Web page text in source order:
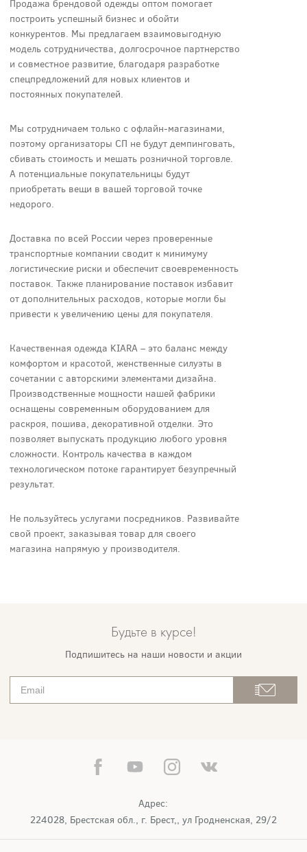
Продажа брендовой одежды оптом помогает
построить успешный бизнес и обойти
конкурентов. Мы предлагаем взаимовыгодную
модель сотрудничества, долгосрочное партнерство
и совместное развитие, благодаря разработке
спецпредложений для новых клиентов и
постоянных покупателей.
Мы сотрудничаем только с офлайн-магазинами,
поэтому организаторы СП не будут демпинговать,
сбивать стоимость и мешать розничной торговле.
А потенциальные покупательницы будут
приобретать вещи в вашей торговой точке
недорого.
Доставка по всей России через проверенные
транспортные компании сводит к минимуму
логистические риски и обеспечит своевременность
поставок. Также планирование поставок избавит
от дополнительных расходов, которые могли бы
привести к увеличению цены для покупателя.
Качественная одежда KIARA – это баланс между
комфортом и красотой, женственные силуэты в
сочетании с авторскими элементами дизайна.
Производственные мощности нашей фабрики
оснащены современным оборудованием для
раскроя, пошива, декоративной отделки. Это
позволяет выпускать продукцию любого уровня
сложности. Контроль качества в каждом
технологическом потоке гарантирует безупречный
результат.
Не пользуйтесь услугами посредников. Развивайте
свой проект, заказывая товар для своего
магазина напрямую у производителя.
Будьте в курсе!
Подпишитесь на наши новости и акции
Адрес:
224028, Брестская обл., г. Брест,, ул Гродненская, 29/2